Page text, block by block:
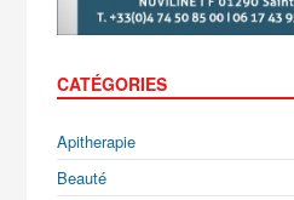
CATÉGORIES
Apitherapie
Beauté